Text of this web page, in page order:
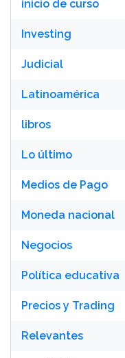
inicio de curso
Investing
Judicial
Latinoamérica
libros
Lo último
Medios de Pago
Moneda nacional
Negocios
Política educativa
Precios y Trading
Relevantes